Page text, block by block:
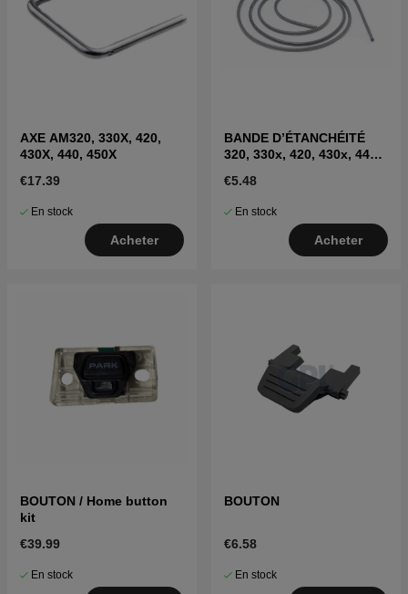
AXE AM320, 330X, 420,
430X, 440, 450X
€17.39
En stock
Acheter
BANDE D’ÉTANCHÉITÉ
320, 330x, 420, 430x, 440,
€5.48
En stock
Acheter
BOUTON / Home button
kit
€39.99
En stock
BOUTON
€6.58
En stock